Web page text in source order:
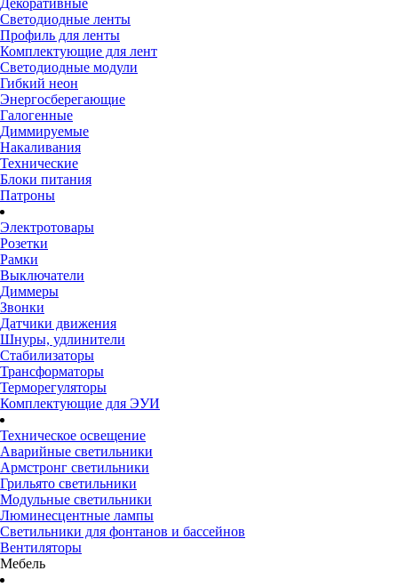
Декоративные
Светодиодные ленты
Профиль для ленты
Комплектующие для лент
Светодиодные модули
Гибкий неон
Энергосберегающие
Галогенные
Диммируемые
Накаливания
Технические
Блоки питания
Патроны
Электротовары
Розетки
Рамки
Выключатели
Диммеры
Звонки
Датчики движения
Шнуры, удлинители
Стабилизаторы
Трансформаторы
Терморегуляторы
Комплектующие для ЭУИ
Техническое освещение
Аварийные светильники
Армстронг светильники
Грильято светильники
Модульные светильники
Люминесцентные лампы
Светильники для фонтанов и бассейнов
Вентиляторы
Мебель